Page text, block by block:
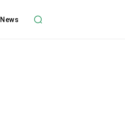
News